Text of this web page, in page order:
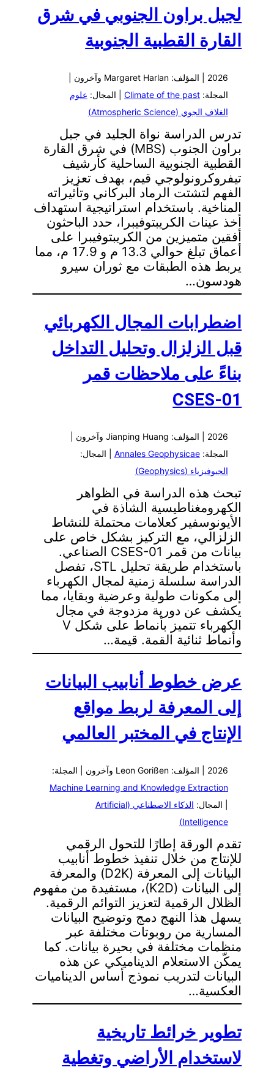
لجبل براون الجنوبي في شرق
القارة القطبية الجنوبية
2026 | المؤلف: Margaret Harlan وآخرون |
المجلة:Climate of the past | المجال: علوم
الغلاف الجوي (Atmospheric Science)
تدرس الدراسة نواة الجليد في جبل
براون الجنوب (MBS) في شرق القارة
القطبية الجنوبية الساحلية كأرشيف
تيفروكرونولوجي قيم، بهدف تعزيز
الفهم لتشتت الرماد البركاني وتأثيراته
المناخية. باستخدام استراتيجية استهداف
أخذ عينات الكريبتوفيبرا، حدد الباحثون
أفقين متميزين من الكريبتوفيبرا على
أعماق تبلغ حوالي 13.3 م و 17.9 م، مما
يربط هذه الطبقات مع ثوران سيرو
هودسون…
اضطرابات المجال الكهربائي
قبل الزلزال وتحليل التداخل
بناءً على ملاحظات قمر
CSES-01
2026 | المؤلف: Jianping Huang وآخرون |
المجلة:Annales Geophysicae | المجال:
الجيوفيزياء (Geophysics)
تبحث هذه الدراسة في الظواهر
الكهرومغناطيسية الشاذة في
الأيونوسفير كعلامات محتملة للنشاط
الزلزالي، مع التركيز بشكل خاص على
بيانات من قمر CSES-01 الصناعي.
باستخدام طريقة تحليل STL، تفصل
الدراسة سلسلة زمنية لمجال الكهرباء
إلى مكونات طولية وعرضية وبقايا، مما
يكشف عن دورية مزدوجة في مجال
الكهرباء تتميز بأنماط على شكل V
وأنماط ثنائية القمة. قيمة…
عرض خطوط أنابيب البيانات
إلى المعرفة لربط مواقع
الإنتاج في المختبر العالمي
2026 | المؤلف: Leon Gorißen وآخرون | المجلة:
Machine Learning and Knowledge Extraction
| المجال:
الذكاء الاصطناعي (Artificial
Intelligence)
تقدم الورقة إطارًا للتحول الرقمي
للإنتاج من خلال تنفيذ خطوط أنابيب
البيانات إلى المعرفة (D2K) والمعرفة
إلى البيانات (K2D)، مستفيدة من مفهوم
الظلال الرقمية لتعزيز التوائم الرقمية.
يسهل هذا النهج دمج وتوضيح البيانات
المسارية من روبوتات مختلفة عبر
منظمات مختلفة في بحيرة بيانات. كما
يمكّن الاستعلام الديناميكي عن هذه
البيانات لتدريب نموذج أساس الديناميات
العكسية…
تطوير خرائط تاريخية
لاستخدام الأراضي وتغطية